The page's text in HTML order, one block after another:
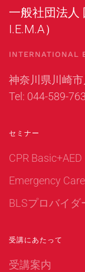
一般社団法人
I.E.M.A）
INTERNATIONAL
神奈川県川崎
Tel: 044-589-
セミナー
CPR Basic+AED
Emergency Care
BLSプロバイダ
受講にあたって
受講案内